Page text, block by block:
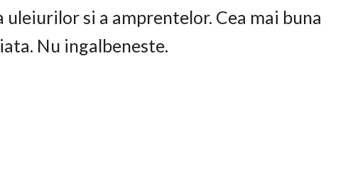
si a amprentelor. Cea mai buna
Nu ingalbeneste.